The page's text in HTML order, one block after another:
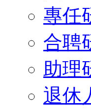
專任
合聘
助理
退休